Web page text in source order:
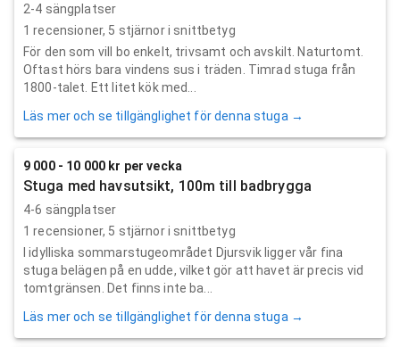
2-4 sängplatser
1 recensioner, 5 stjärnor i snittbetyg
För den som vill bo enkelt, trivsamt och avskilt. Naturtomt.
Oftast hörs bara vindens sus i träden. Timrad stuga från
1800-talet. Ett litet kök med...
Läs mer och se tillgänglighet för denna stuga →
9 000 - 10 000 kr per vecka
Stuga med havsutsikt, 100m till badbrygga
4-6 sängplatser
1 recensioner, 5 stjärnor i snittbetyg
I idylliska sommarstugeområdet Djursvik ligger vår fina
stuga belägen på en udde, vilket gör att havet är precis vid
tomtgränsen. Det finns inte ba...
Läs mer och se tillgänglighet för denna stuga →